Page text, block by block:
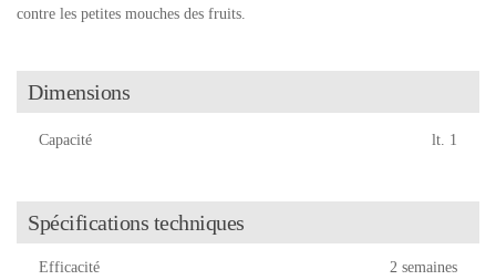
contre les petites mouches des fruits.
Dimensions
Capacité lt. 1
Spécifications techniques
Efficacité 2 semaines